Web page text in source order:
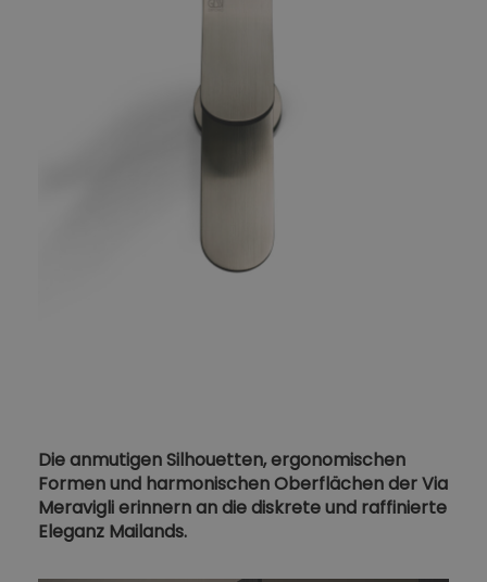
Die anmutigen Silhouetten, ergonomischen
Formen und harmonischen Oberflächen der Via
Meravigli erinnern an die diskrete und raffinierte
Eleganz Mailands.